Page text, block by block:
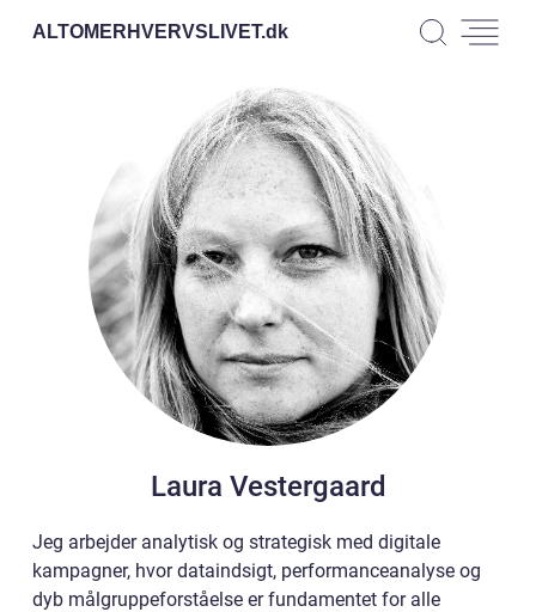
ALTOMERHVERVSLIVET.dk
Laura Vestergaard
Jeg arbejder analytisk og strategisk med digitale
kampagner, hvor dataindsigt, performanceanalyse og
dyb målgruppeforståelse er fundamentet for alle